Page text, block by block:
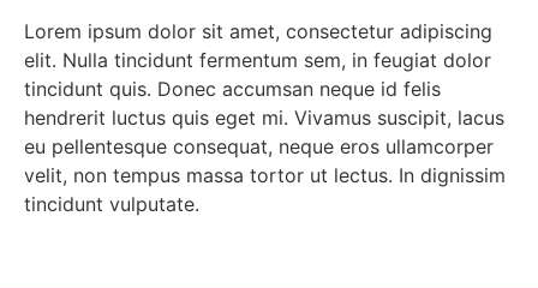
Lorem ipsum dolor sit amet, consectetur adipiscing
elit. Nulla tincidunt fermentum sem, in feugiat dolor
tincidunt quis. Donec accumsan neque id felis
hendrerit luctus quis eget mi. Vivamus suscipit, lacus
eu pellentesque consequat, neque eros ullamcorper
velit, non tempus massa tortor ut lectus. In dignissim
tincidunt vulputate.